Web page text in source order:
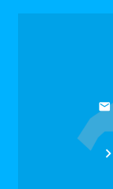
email